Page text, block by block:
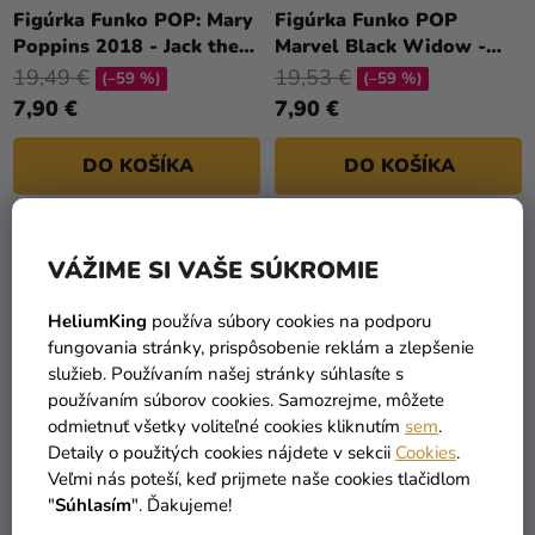
VÁŽIME SI VAŠE SÚKROMIE
HeliumKing používa súbory cookies na podporu
fungovania stránky, prispôsobenie reklám a zlepšenie
služieb. Používaním našej stránky súhlasíte s
používaním súborov cookies. Samozrejme, môžete
odmietnuť všetky voliteľné cookies kliknutím sem.
Detaily o použitých cookies nájdete v sekcii Cookies.
Veľmi nás poteší, keď prijmete naše cookies tlačidlom
"Súhlasím". Ďakujeme!
a merch
Sviatky
Kreatívne
potreby
Personalizované
produkty
Témy
O
nás
Párty
Blog
Kontakt
T
O
V
Figúrka Funko POP: Mary
Poppins 2018 - Jack the
Lamplighter
7,90 €
19,49 € (–59 %)
DO KOŠÍKA
Figúrka Funko POP
Marvel Black Widow -
Taskmaster w/ Shield
7,90 €
19,53 € (–59 %)
DO KOŠÍKA
O
L
Á
D
A
C
I
E
2položiek celkom
TOVAR SKLADOM
viac ako 30 000 produktov
DOPRAVA ZADARMO
už od 49 Eur